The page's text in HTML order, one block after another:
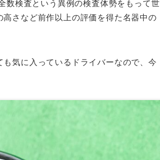
数検査という異例の検査体勢をもって世
さなど前作以上の評価を得た名器中の
気に入っているドライバーなので、今